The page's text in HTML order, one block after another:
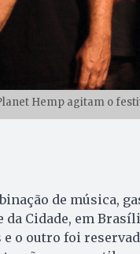
Hemp agitam o
de música,
da Cidade, em
e o outro foi